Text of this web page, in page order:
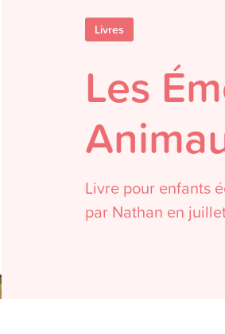
Livres
Les
Livre pour enfants
par Nathan en